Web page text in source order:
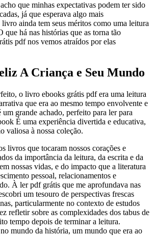
que minhas expectativas podem ter sido
já que esperava algo mais
ainda tem seus méritos como uma leitura
que há nas histórias que as torna tão
pdf nos vemos atraídos por elas
A Criança e Seu Mundo
o livro ebooks grátis pdf era uma leitura
que era ao mesmo tempo envolvente e
grande achado, perfeito para ler para
É uma experiência divertida e educativa,
valiosa à nossa coleção.
livros que tocaram nossos corações e
da importância da leitura, da escrita e da
nossas vidas, e do impacto que a literatura
pessoal, relacionamentos e
À ler pdf grátis que me aprofundava nas
um tesouro de perspectivas frescas
particularmente no contexto de estudos
refletir sobre as complexidades dos tabus de
tempo depois de terminar a leitura.
mundo da história, um mundo que era ao